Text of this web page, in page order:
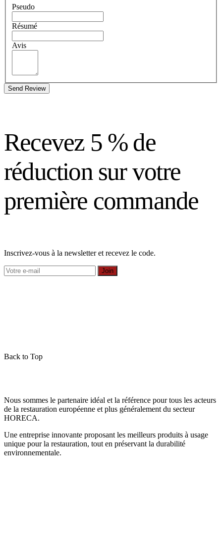
Pseudo
Résumé
Avis
Send Review
Recevez 5 % de
réduction sur votre
première commande
Inscrivez-vous à la newsletter et recevez le code.
Join
Back to Top
Nous sommes le partenaire idéal et la référence pour tous les acteurs
de la restauration européenne et plus généralement du secteur
HORECA.
Une entreprise innovante proposant les meilleurs produits à usage
unique pour la restauration, tout en préservant la durabilité
environnementale.